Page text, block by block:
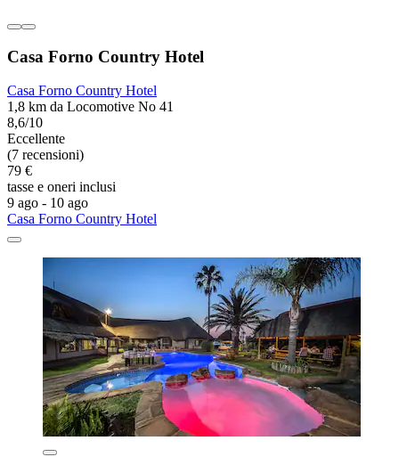
Casa Forno Country Hotel
Casa Forno Country Hotel
1,8 km da Locomotive No 41
8,6/10
Eccellente
(7 recensioni)
79 €
tasse e oneri inclusi
9 ago - 10 ago
Casa Forno Country Hotel